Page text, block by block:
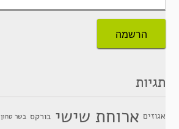
תגיות
אגוזים ארוחת שישי בורקס בשר טחון